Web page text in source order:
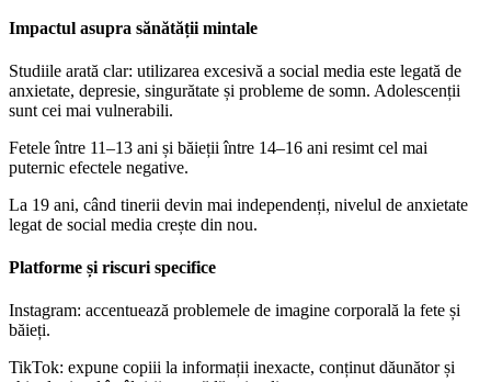
Impactul asupra sănătății mintale
Studiile arată clar: utilizarea excesivă a social media este legată de
anxietate, depresie, singurătate și probleme de somn. Adolescenții
sunt cei mai vulnerabili.
Fetele între 11–13 ani și băieții între 14–16 ani resimt cel mai
puternic efectele negative.
La 19 ani, când tinerii devin mai independenți, nivelul de anxietate
legat de social media crește din nou.
Platforme și riscuri specifice
Instagram: accentuează problemele de imagine corporală la fete și
băieți.
TikTok: expune copiii la informații inexacte, conținut dăunător și